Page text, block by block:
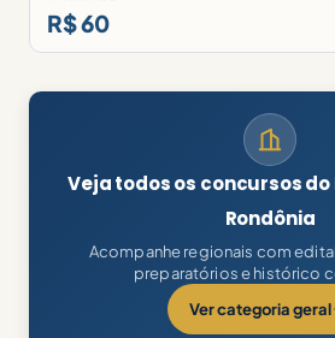
R$ 60
Veja todos os concursos
Rondônia
Acompanhe regionais com
preparatórios e histórico
Ver categoria geral